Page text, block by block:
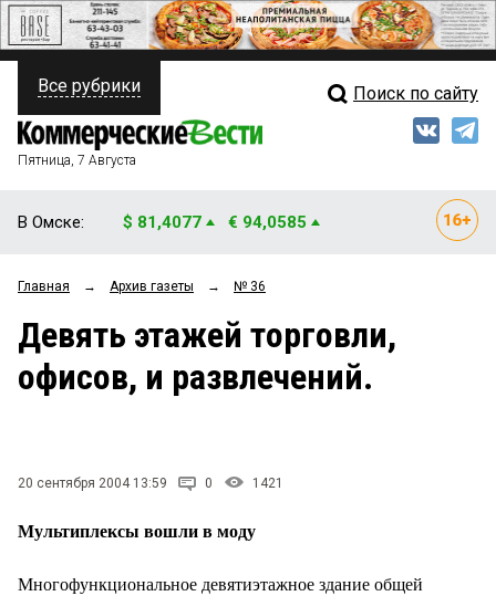
ПОЛИТИКА
ФИНАНСЫ
ОБЩЕСТВО
ЗАКОН
НОВОСТИ КОМПАНИЙ
СТИЛЬ ЖИЗНИ
Свежий выпуск
Рейтинги
Блоги
Все рубрики Поиск по сайту
Пятница, 7 Августа
В Омске: $ 81,4077 € 94,0585
Главная → Архив газеты → № 36
Девять этажей торговли,
офисов, и развлечений.
20 сентября 2004 13:59 0 1421
Мультиплексы вошли в моду
Многофункциональное девятиэтажное здание общей